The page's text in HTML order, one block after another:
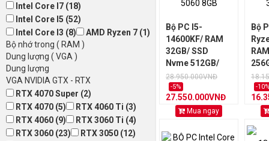
Intel Core I7 (18)
Intel Core I5 (52)
Intel Core I3 (8)
AMD Ryzen 7 (1)
Bộ nhớ trong ( RAM )
Dung lượng ( VGA )
Dung lượng
VGA NVIDIA GTX - RTX
RTX 4070 Super (2)
RTX 4070 (5)
RTX 4060 Ti (3)
RTX 4060 (9)
RTX 3060 Ti (4)
RTX 3060 (23)
RTX 3050 (12)
Bộ PC I5-
14600KF/ RAM
32GB/ SSD
Nvme 512GB/
VGA RTX 5060
8GB
28.950.000VNĐ
-5%
27.550.000VNĐ
Mua ngay
Bộ
-